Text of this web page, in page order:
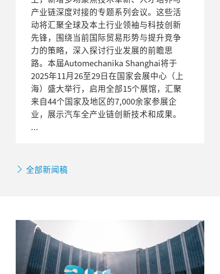
产业链深度对接的专题系列会议。这些活
动将汇聚全球及本土行业领袖与科技创新
先锋，围绕当前国际贸易形势与提升竞争
力的策略，深入探讨行业发展的前瞻思
路。本届Automechanika Shanghai将于
2025年11月26至29日在国家会展中心（上
海）盛大举行，启用全部15个展馆，汇聚
来自44个国家及地区的7,000余家参展企
业，展示汽车全产业链创新技术和成果。
全部新闻稿